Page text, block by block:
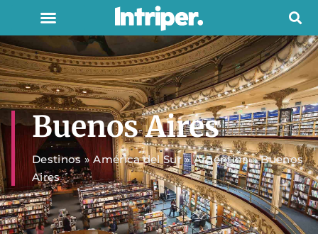
Buenos Aires
Destinos »América del Sur»Argentina»Buenos
Aires